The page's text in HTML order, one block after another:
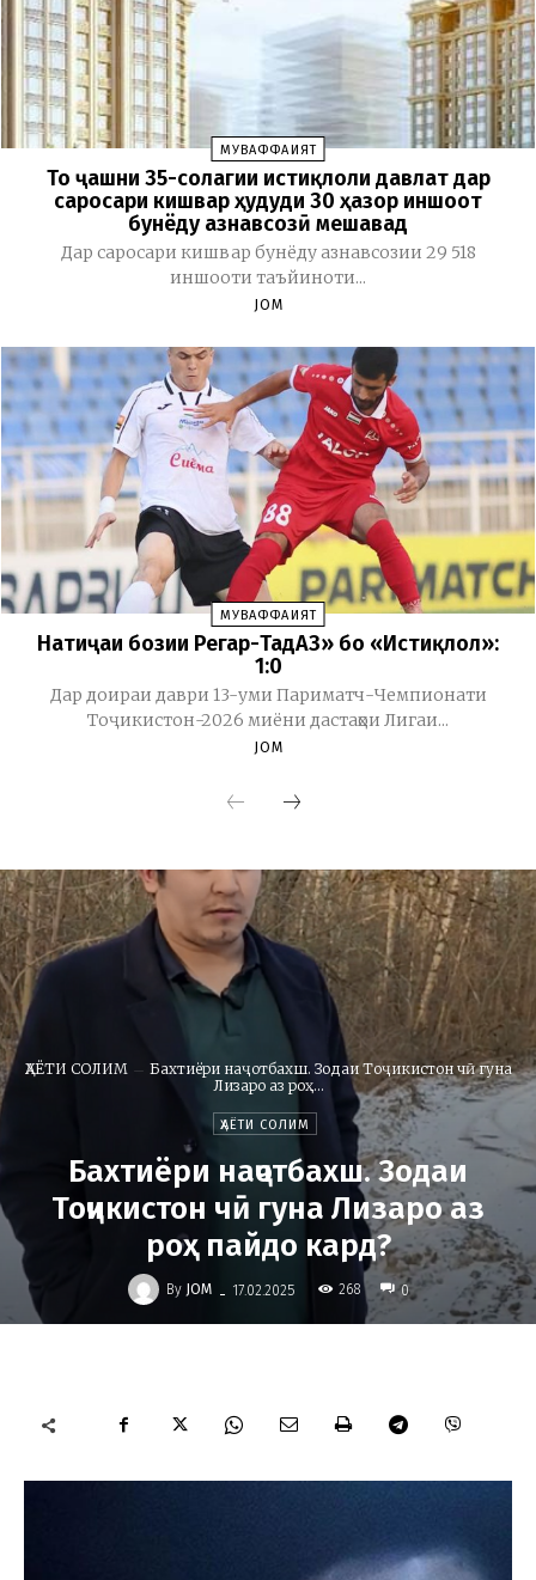
МУВАФФАҚИЯТ
То ҷашни 35-солагии истиқлоли давлат дар
саросари кишвар ҳудуди 30 ҳазор иншоот
бунёду азнавсозӣ мешавад
Дар саросари кишвар бунёду азнавсозии 29 518
иншооти таъйиноти...
JOM
МУВАФФАҚИЯТ
Натиҷаи бозии Регар-ТадАЗ» бо «Истиқлол»:
1:0
Дар доираи даври 13-уми Париматч-Чемпионати
Тоҷикистон-2026 миёни дастаҳои Лигаи...
JOM